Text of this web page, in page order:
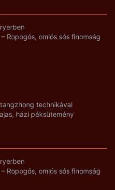
Ropogós, omlós sós finomság
technikával
házi péksütemény
Ropogós, omlós sós finomság